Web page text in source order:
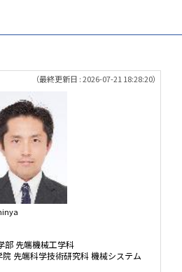
（最終更新日 : 2026-07-21 18:28:20）
部 先端機械工学科
先端科学技術研究科 機械システム